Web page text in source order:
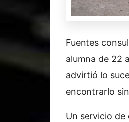
Fuentes
alumna de 22
advirtió lo
encontrarlo
Un servicio de